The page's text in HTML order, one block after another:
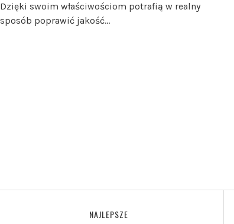
Dzięki swoim właściwościom potrafią w realny
sposób poprawić jakość…
NAJLEPSZE